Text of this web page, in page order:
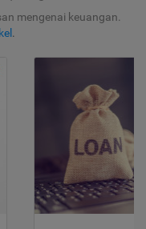
mengenai keuangan.
.